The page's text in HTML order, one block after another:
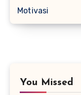
Motivasi
You Missed